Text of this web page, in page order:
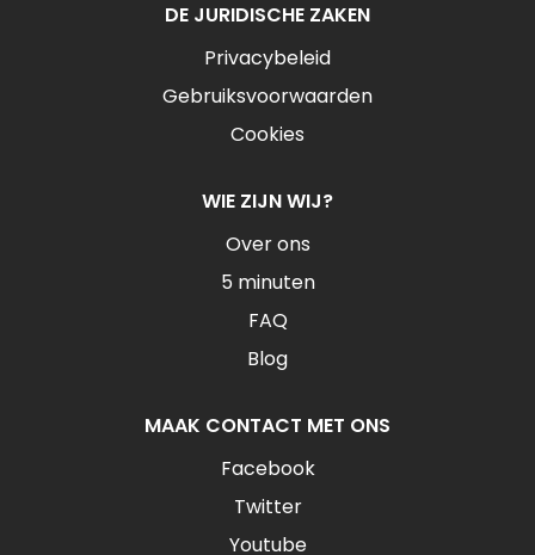
DE JURIDISCHE ZAKEN
Privacybeleid
Gebruiksvoorwaarden
Cookies
WIE ZIJN WIJ?
Over ons
5 minuten
FAQ
Blog
MAAK CONTACT MET ONS
Facebook
Twitter
Youtube